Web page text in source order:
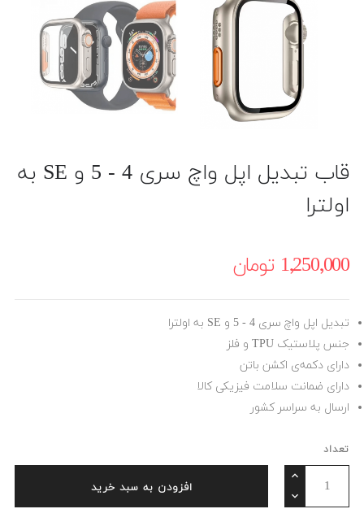
قاب تبدیل اپل واچ سری 4 - 5 و SE به
اولترا
1٬250٬000 ‎تومان
تبدیل اپل واچ سری 4 - 5 و SE به اولترا
جنس پلاستیک TPU و فلز
دارای دکمه‌ی اکشن باتن
دارای ضمانت سلامت فیزیکی کالا
ارسال به سراسر کشور
تعداد
افزودن به سبد خرید